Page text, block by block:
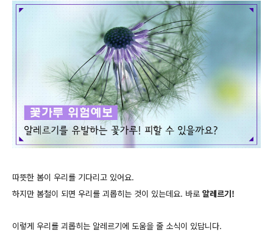
따뜻한 봄이 우리를 기다리고 있어요.
하지만 봄철이 되면 우리를 괴롭히는 것이 있는데요. 바로 알레르기!
이렇게 우리를 괴롭히는 알레르기에 도움을 줄 소식이 있답니다.